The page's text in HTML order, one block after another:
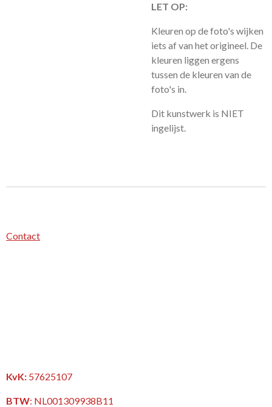
LET OP:
Kleuren op de foto's wijken
iets af van het origineel. De
kleuren liggen ergens
tussen de kleuren van de
foto's in.
Dit kunstwerk is NIET
ingelijst.
Contact
KvK: 57625107
BTW: NL001309938B11